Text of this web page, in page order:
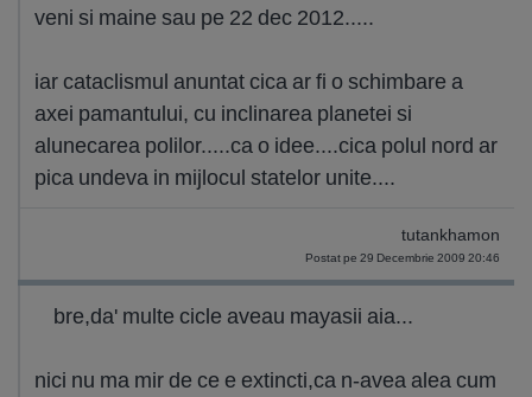
veni si maine sau pe 22 dec 2012.....
iar cataclismul anuntat cica ar fi o schimbare a
axei pamantului, cu inclinarea planetei si
alunecarea polilor.....ca o idee....cica polul nord ar
pica undeva in mijlocul statelor unite....
tutankhamon
Postat pe 29 Decembrie 2009 20:46
bre,da' multe cicle aveau mayasii aia...
nici nu ma mir de ce e extincti,ca n-avea alea cum